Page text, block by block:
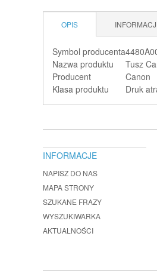
OPIS
Symbol producenta
Nazwa produktu
Tusz
Producent
Canon
Klasa produktu
Druk
INFORMACJE
NAPISZ DO NAS
MAPA STRONY
SZUKANE FRAZY
WYSZUKIWARKA
AKTUALNOŚCI